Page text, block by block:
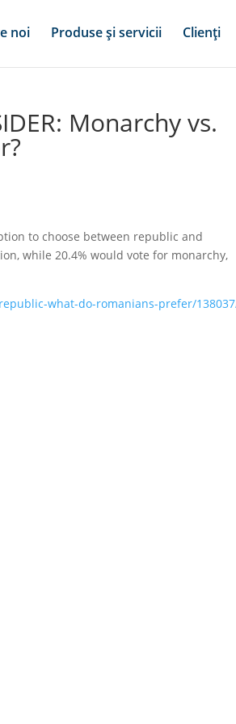
noi Produse și servicii Clienți
Monarchy vs.
to choose between republic and
while 20.4% would vote for monarchy,
what-do-romanians-prefer/